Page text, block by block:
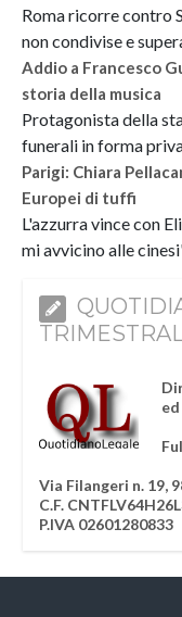
Roma ricorre contro
non condivise e
Addio a Francesco
storia della musica
Protagonista della
funerali in forma
Parigi: Chiara
Europei di tuffi
L'azzurra vince con
mi avvicino alle
Via Filangeri n. 19,
C.F.
P.IVA 02601280833